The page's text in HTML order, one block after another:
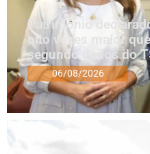
Patrimônio
oito vezes maior
segundo dados do
06/08/2026